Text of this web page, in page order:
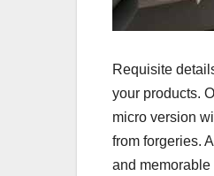
Requisite
your products.
micro version
from forgeries.
and memorable